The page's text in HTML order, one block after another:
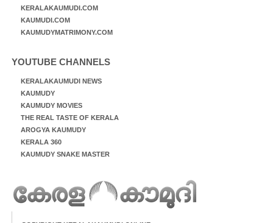
KERALAKAUMUDI.COM
KAUMUDI.COM
KAUMUDYMATRIMONY.COM
YOUTUBE CHANNELS
KERALAKAUMUDI NEWS
KAUMUDY
KAUMUDY MOVIES
THE REAL TASTE OF KERALA
AROGYA KAUMUDY
KERALA 360
KAUMUDY SNAKE MASTER